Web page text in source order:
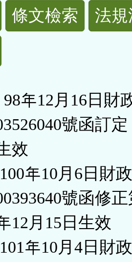
條文檢索
法
年12月16日財
號函訂
效
年10月6日財
號函修
12月15日生效
年10月4日財